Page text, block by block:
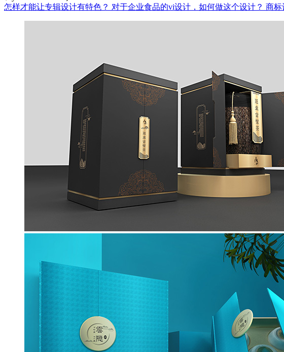
怎样才能让专辑设计有特色？ 对于企业食品的vi设计，如何做这个设计？ 商标